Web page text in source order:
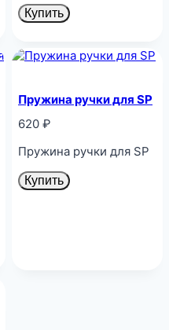
Купить
Пружина ручки для SP
620 ₽
Пружина ручки для SP
Купить